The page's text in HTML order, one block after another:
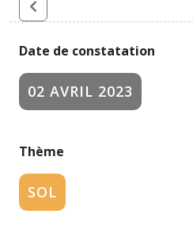
Date de constatation
02 AVRIL 2023
Thème
SOL